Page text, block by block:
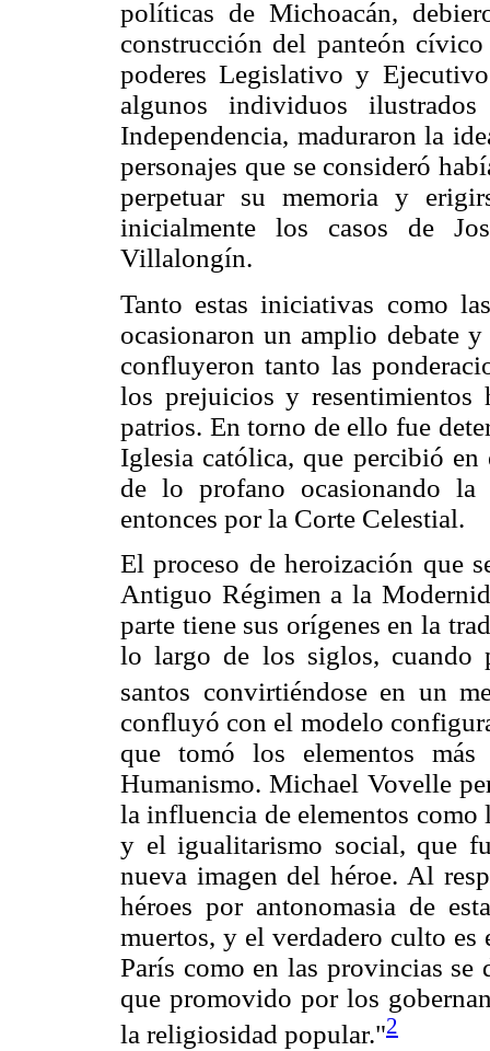
políticas de Michoacán,
construcción del panteón
poderes Legislativo y
algunos individuos
Independencia, maduraron la
personajes que se consideró
perpetuar su memoria y
inicialmente los casos de
Villalongín.
Tanto estas iniciativas como
ocasionaron un amplio debate
confluyeron tanto las
los prejuicios y resentimientos
patrios. En torno de ello fue
Iglesia católica, que percibió
de lo profano ocasionando la
entonces por la Corte Celestial.
El proceso de heroización que
Antiguo Régimen a la
parte tiene sus orígenes en la
lo largo de los siglos,
santos convirtiéndose en un
confluyó con el modelo
que tomó los elementos
Humanismo. Michael Vovelle
la influencia de elementos como
y el igualitarismo social, que
nueva imagen del héroe. Al
héroes por antonomasia de
muertos, y el verdadero culto
París como en las provincias se
que promovido por los
la religiosidad popular."2